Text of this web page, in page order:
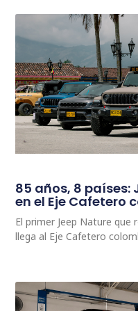
85 años, 8 países:
en el Eje Cafetero
El primer Jeep Nature que
llega al Eje Cafetero